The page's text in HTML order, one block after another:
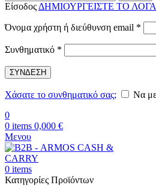
Είσοδος ΔΗΜΙΟΥΡΓΕΙΣΤΕ ΤΟ
Όνομα χρήστη ή διεύθυνση email *
Συνθηματικό *
ΣΥΝΔΕΣΗ
Χάσατε το συνθηματικό σας;
Να
0
0 items 0,000 €
Μενου
0 items
Κατηγορίες Προϊόντων